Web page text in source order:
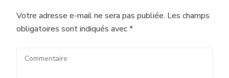
Votre adresse e-mail ne sera pas publiée. Les champs
obligatoires sont indiqués avec*